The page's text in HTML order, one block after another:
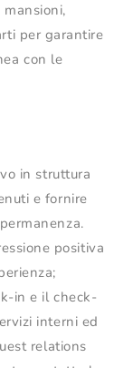
per garantire
con le
in struttura
e fornire
positiva
in e il check-
interni ed
relations